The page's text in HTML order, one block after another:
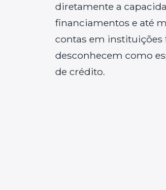
diretamente a
financiamentos e até
contas em instituições
desconhecem como
de crédito.